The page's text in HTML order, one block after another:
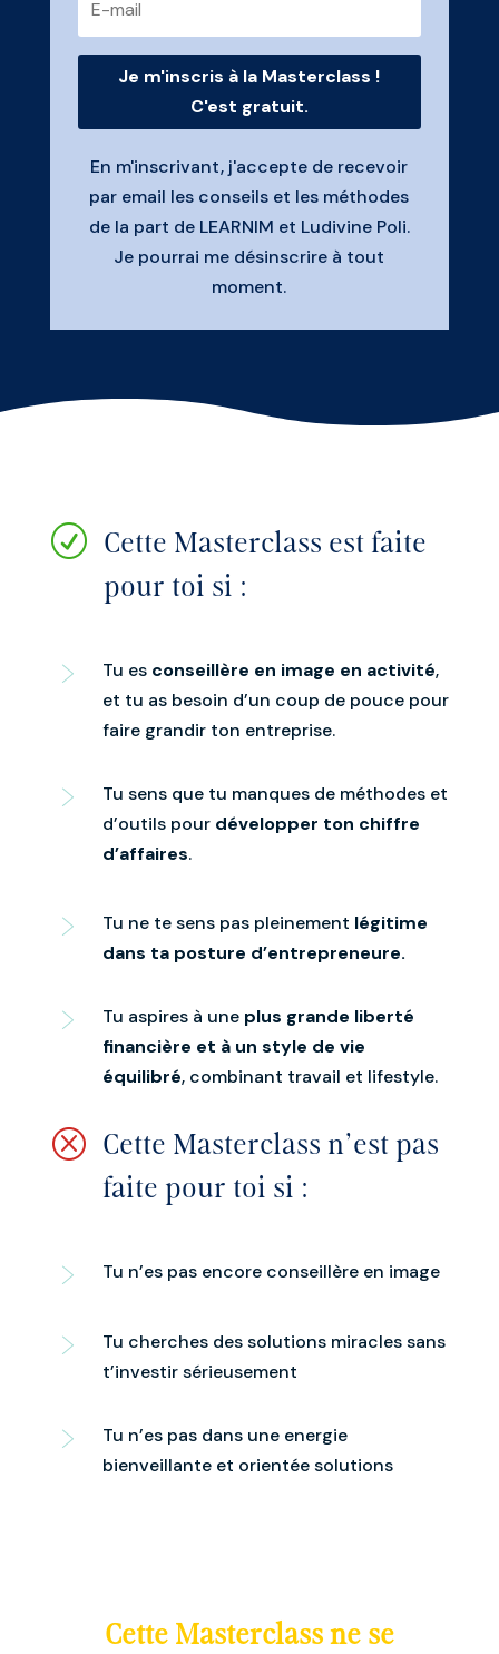
Je m'inscris à la Masterclass !
C'est gratuit.
En m'inscrivant, j'accepte de recevoir
par email les conseils et les méthodes
de la part de LEARNIM et Ludivine Poli.
Je pourrai me désinscrire à tout
moment.
R Cette Masterclass est faite
pour toi si :
Tu es conseillère en image en activité,
et tu as besoin d’un coup de pouce pour
faire grandir ton entreprise.
Tu sens que tu manques de méthodes et
d’outils pour développer ton chiffre
d’affaires.
Tu ne te sens pas pleinement légitime
dans ta posture d’entrepreneure.
Tu aspires à une plus grande liberté
financière et à un style de vie
équilibré, combinant travail et lifestyle.
Q Cette Masterclass n'est pas
faite pour toi si :
Tu n’es pas encore conseillère en image
Tu cherches des solutions miracles sans
t’investir sérieusement
Tu n’es pas dans une energie
bienveillante et orientée solutions
Cette Masterclass ne se